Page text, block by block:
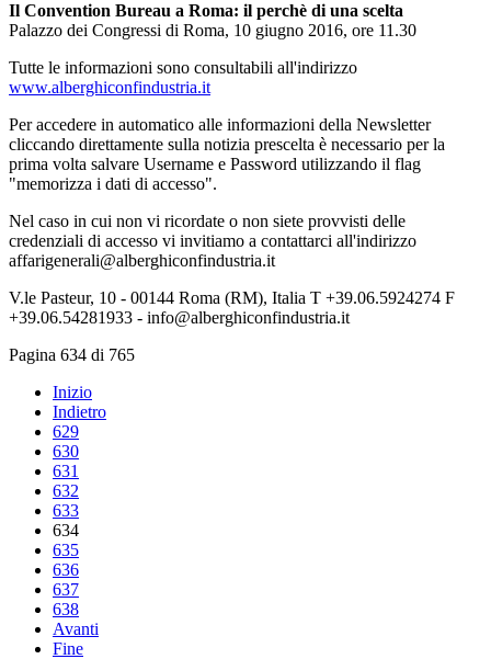
Il Convention Bureau a Roma: il perchè di una scelta
Palazzo dei Congressi di Roma, 10 giugno 2016, ore 11.30
Tutte le informazioni sono consultabili all'indirizzo
www.alberghiconfindustria.it
Per accedere in automatico alle informazioni della Newsletter
cliccando direttamente sulla notizia prescelta è necessario per la
prima volta salvare Username e Password utilizzando il flag
"memorizza i dati di accesso".
Nel caso in cui non vi ricordate o non siete provvisti delle
credenziali di accesso vi invitiamo a contattarci all'indirizzo
affarigenerali@alberghiconfindustria.it
V.le Pasteur, 10 - 00144 Roma (RM), Italia T +39.06.5924274 F
+39.06.54281933 - info@alberghiconfindustria.it
Pagina 634 di 765
Inizio
Indietro
629
630
631
632
633
634
635
636
637
638
Avanti
Fine